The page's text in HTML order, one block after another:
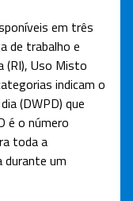
em três
de trabalho e
(RI), Uso Misto
indicam o
(DWPD) que
é o número
toda a
durante um